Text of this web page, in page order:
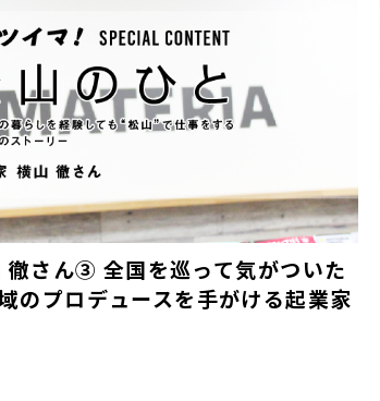
徹さん③ 全国を巡って気がついた
のプロデュースを手がける起業家